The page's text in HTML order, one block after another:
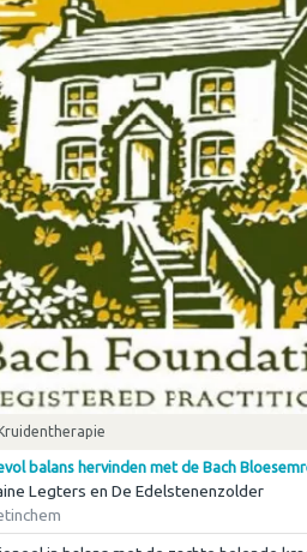
balans hervinden met de Bach
Legters en De Edelstenenzolder